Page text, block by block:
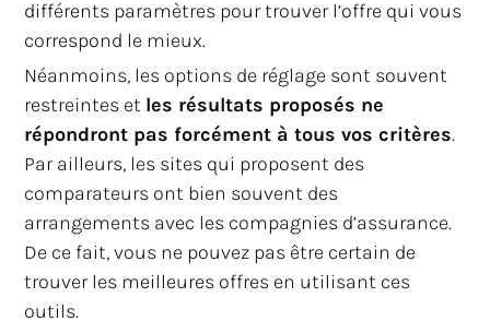
différents paramètres pour trouver l’offre qui vous
correspond le mieux.
Néanmoins, les options de réglage sont souvent
restreintes et les résultats proposés ne
répondront pas forcément à tous vos critères.
Par ailleurs, les sites qui proposent des
comparateurs ont bien souvent des
arrangements avec les compagnies d’assurance.
De ce fait, vous ne pouvez pas être certain de
trouver les meilleures offres en utilisant ces
outils.